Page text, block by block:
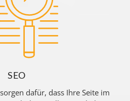
SEO
dafür, dass Ihre Seite im